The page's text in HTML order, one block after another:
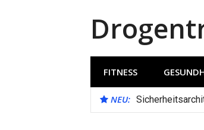
FITNESS
NEU: